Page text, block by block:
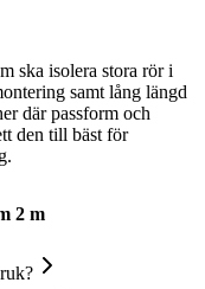
ska isolera stora rör i
samt lång längd
där passform och
den till bäst för
2 m